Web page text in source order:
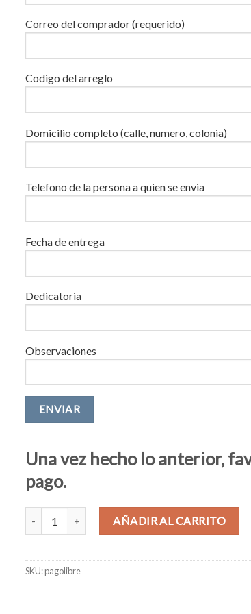
Correo del comprador (requerido)
Codigo del arreglo
Domicilio completo (calle, numero, colonia)
Telefono de la persona a quien se envia
Fecha de entrega
Dedicatoria
Observaciones
Una vez hecho lo anterior,
pago.
Realiza un pago libre cantidadAÑADIR AL CARRITO
SKU:pagolibre